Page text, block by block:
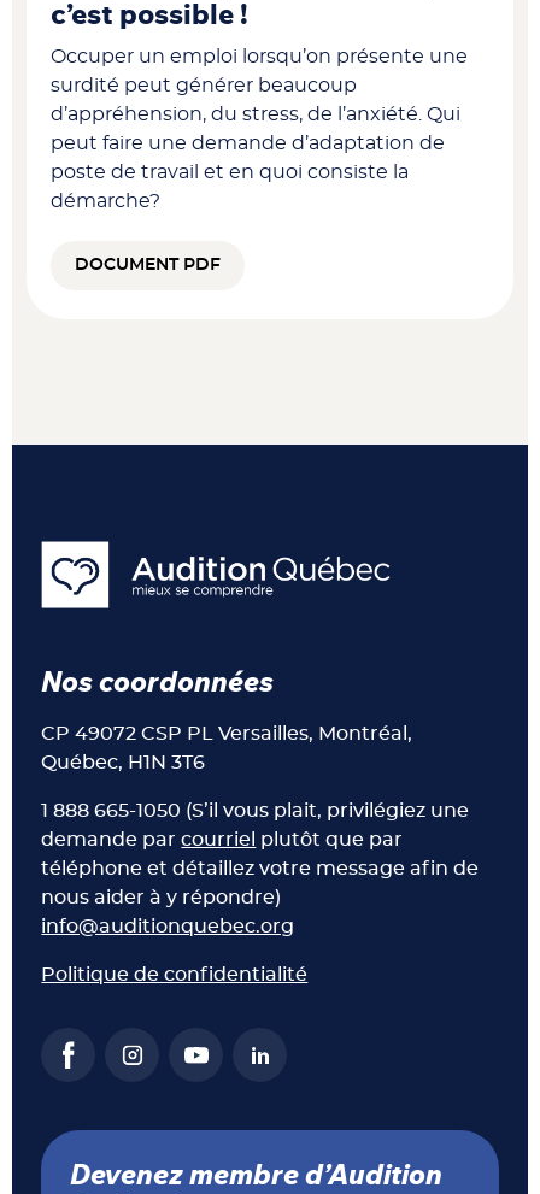
c’est possible !
Occuper un emploi lorsqu’on présente une
surdité peut générer beaucoup
d’appréhension, du stress, de l’anxiété. Qui
peut faire une demande d’adaptation de
poste de travail et en quoi consiste la
démarche?
DOCUMENT PDF
Nos coordonnées
CP 49072 CSP PL Versailles, Montréal,
Québec, H1N 3T6
1 888 665-1050 (S’il vous plait, privilégiez une
demande parcourriel plutôt que par
téléphone et détaillez votre message afin de
nous aider à y répondre)
info@auditionquebec.org
Politique de confidentialité
Devenez membre d’Audition